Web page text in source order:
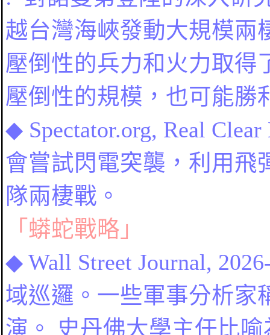
越台灣海峽發動大規模兩
壓倒性的兵力和火力取得
壓倒性的規模，也可能勝
◆ Spectator.org, Real Clear
會嘗試閃電突襲，利用飛
隊兩棲戰。
「蟒蛇戰略」
◆ Wall Street Journal,
域巡邏。一些軍事分析家
演。 史丹佛大學主任比喻